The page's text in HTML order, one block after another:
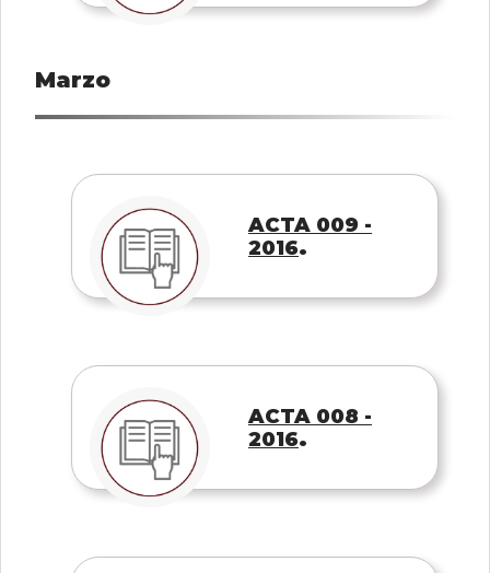
Marzo
ACTA 009 -
2016.
ACTA 008 -
2016.